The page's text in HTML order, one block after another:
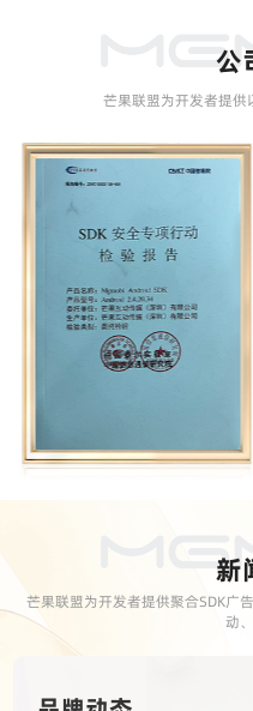
公
芒果联盟为开发者提供
新
芒果联盟为开发者提供聚合SDK广
动